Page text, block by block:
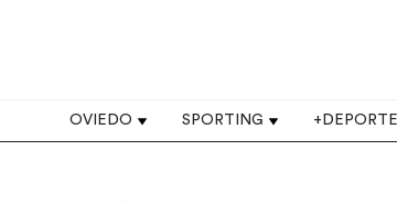
Top navigation
OVIEDO SPORTING +DEPORTE